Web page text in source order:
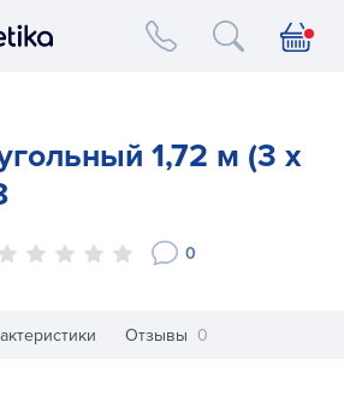
Interatletika logo
1,72 м (3 x
0
Отзывы 0